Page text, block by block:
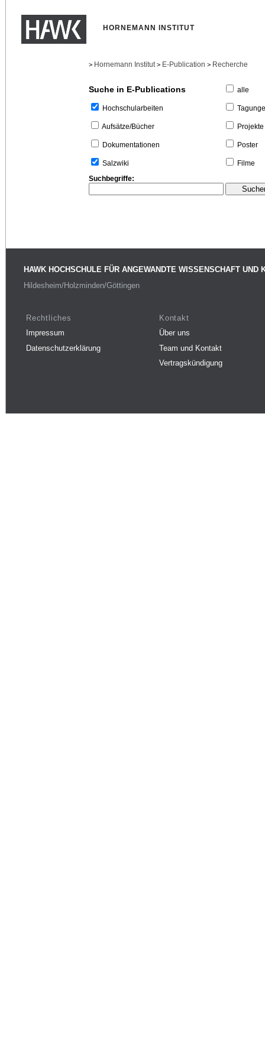
HORNEMANN INSTITUT
> Hornemann Institut > E-Publication > Recherche
Suche in E-Publications
Hochschularbeiten
Aufsätze/Bücher
Dokumentationen
Salzwiki
alle
Projekte
Poster
Filme
Suchbegriffe:
HAWK HOCHSCHULE FÜR ANGEWANDTE WISSENSCHAFT UND
Hildesheim/Holzminden/Göttingen
Rechtliches
Impressum
Datenschutzerklärung
Kontakt
Über uns
Team und Kontakt
Vertragskündigung